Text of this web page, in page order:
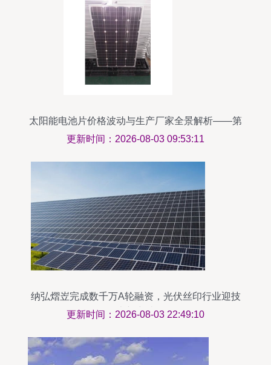
太阳能电池片价格波动与生产厂家全景解析——第
3页专题
更新时间：2026-08-03 09:53:11
纳弘熠岦完成数千万A轮融资，光伏丝印行业迎技
术新突破
更新时间：2026-08-03 22:49:10